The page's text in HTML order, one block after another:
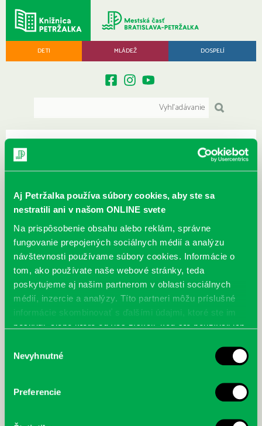
Aj Petržalka používa súbory cookies, aby ste sa
nestratili ani v našom ONLINE svete
Na prispôsobenie obsahu alebo reklám, správne
fungovanie prepojených sociálnych médií a analýzu
návštevnosti používame súbory cookies. Informácie o
tom, ako používate naše webové stránky, teda
poskytujeme aj našim partnerom v oblasti sociálnych
médií, inzercie a analýzy. Títo partneri môžu príslušné
informácie skombinovať s ďalšími údajmi, ktoré ste im
poskytli, alebo ktoré od vás získali, keď ste používali ich
súhlasu
Nevyhnutné
Preferencie
DETI MLÁDEŽ DOSPELÍ
MENU
Archív máj 2026
Archív ▾